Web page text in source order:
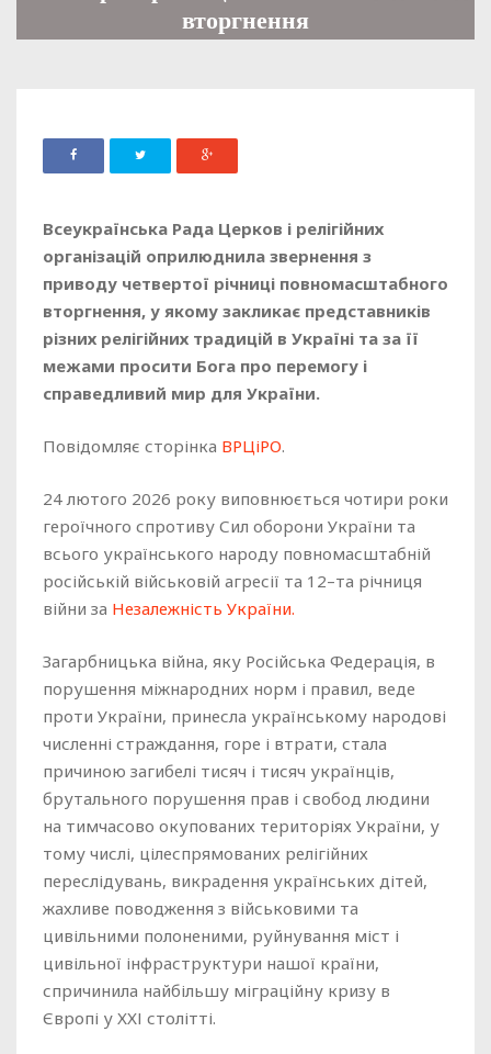
вторгнення
Всеукраїнська Рада Церков і релігійних
організацій оприлюднила звернення з
приводу четвертої річниці повномасштабного
вторгнення, у якому закликає представників
різних релігійних традицій в Україні та за її
межами просити Бога про перемогу і
справедливий мир для України.
Повідомляє сторінка ВРЦіРО.
24 лютого 2026 року виповнюється чотири роки
героїчного спротиву Сил оборони України та
всього українського народу повномасштабній
російській військовій агресії та 12–та річниця
війни за Незалежність України.
Загарбницька війна, яку Російська Федерація, в
порушення міжнародних норм і правил, веде
проти України, принесла українському народові
численні страждання, горе і втрати, стала
причиною загибелі тисяч і тисяч українців,
брутального порушення прав і свобод людини
на тимчасово окупованих територіях України, у
тому числі, цілеспрямованих релігійних
переслідувань, викрадення українських дітей,
жахливе поводження з військовими та
цивільними полоненими, руйнування міст і
цивільної інфраструктури нашої країни,
спричинила найбільшу міграційну кризу в
Європі у ХХІ столітті.